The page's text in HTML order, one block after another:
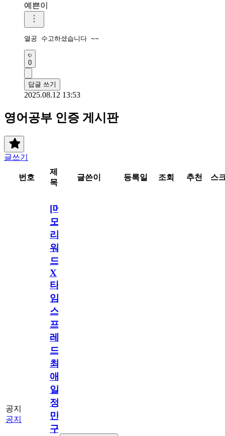
예쁜이
열공 수고하셨습니다 ~~
0
답글 쓰기
2025.08.12 13:53
영어공부 인증 게시판
글쓰기
번호
제
목
글쓴이 등록일 조회 추천 스
공지
공지
[메
모
리
워
드
X
타
임
스
프
레
드]
최
애
일
정
만
구